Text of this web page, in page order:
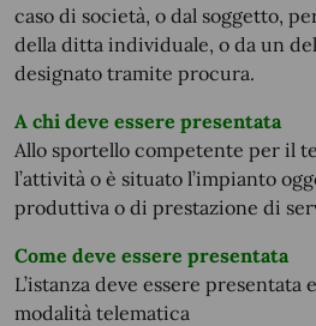
caso di società, o dal soggetto,
della ditta individuale, o da un
designato tramite procura.
A chi deve essere presentata
Allo sportello competente per il
l’attività o è situato l’impianto
produttiva o di prestazione di
Come deve essere presentata
L’istanza deve essere presentata
modalità telematica